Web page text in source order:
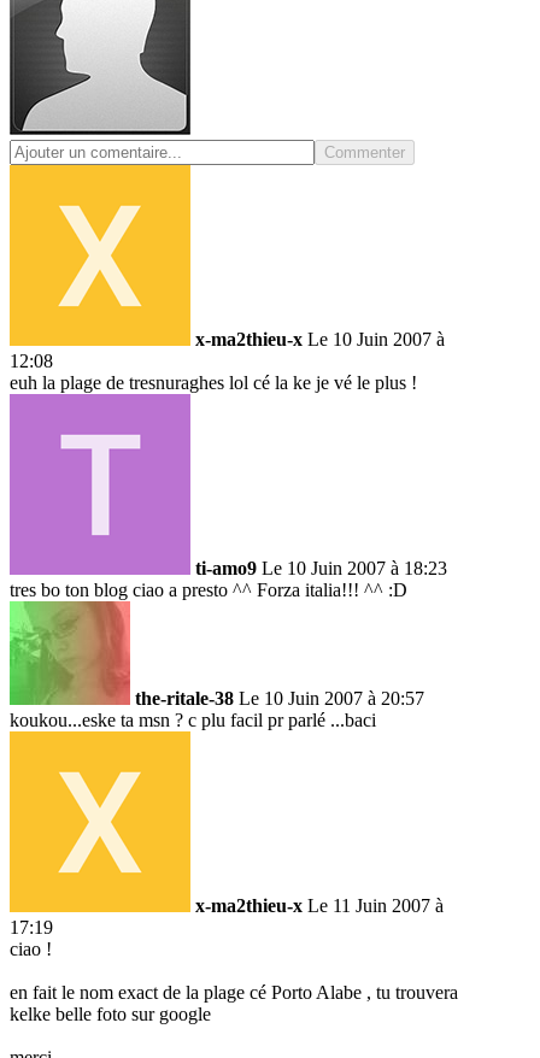
Commenter
x-ma2thieu-x Le 10 Juin 2007 à
12:08
euh la plage de tresnuraghes lol cé la ke je vé le plus !
ti-amo9 Le 10 Juin 2007 à 18:23
tres bo ton blog ciao a presto ^^ Forza italia!!! ^^ :D
the-ritale-38 Le 10 Juin 2007 à 20:57
koukou...eske ta msn ? c plu facil pr parlé ...baci
x-ma2thieu-x Le 11 Juin 2007 à
17:19
ciao !
en fait le nom exact de la plage cé Porto Alabe , tu trouvera
kelke belle foto sur google